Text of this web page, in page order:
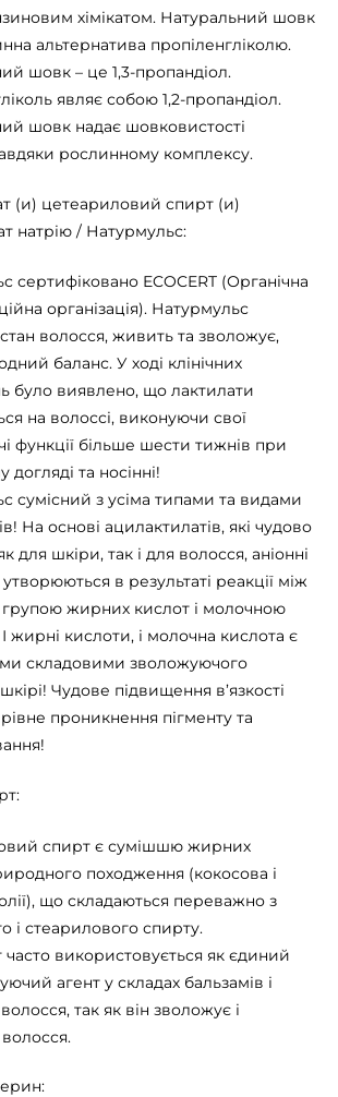
хімікатом. Натуральний шовк
альтернатива пропіленгліколю.
шовк – це 1,3-пропандіол.
являє собою 1,2-пропандіол.
шовк надає шовковистості
рослинному комплексу.
(и) цетеариловий спирт (и)
натрію / Натурмульс:
сертифіковано ECOCERT (Органічна
організація). Натурмульс
волосся, живить та зволожує,
баланс. У ході клінічних
було виявлено, що лактилати
на волоссі, виконуючи свої
функції більше шести тижнів при
та носінні!
сумісний з усіма типами та видами
На основі ацилактилатів, які чудово
для шкіри, так і для волосся, аніонні
в результаті реакції між
жирних кислот і молочною
жирні кислоти, і молочна кислота є
складовими зволожуючого
Чудове підвищення в’язкості
проникнення пігменту та
спирт є сумішшю жирних
походження (кокосова і
що складаються переважно з
і стеарилового спирту.
використовується як єдиний
агент у складах бальзамів і
так як він зволожує і